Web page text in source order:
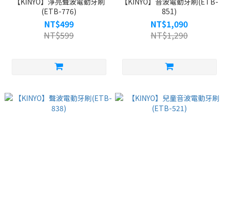
(ETB-776)
NT$499
NT$599
851)
NT$1,090
NT$1,290